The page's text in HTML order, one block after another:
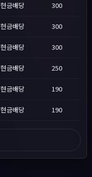
현금배당 300
현금배당 300
현금배당 300
현금배당 250
현금배당 190
현금배당 190